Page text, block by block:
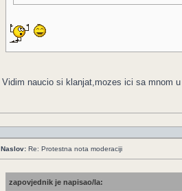
Vidim naucio si klanjat,mozes ici sa mnom
Naslov: Re: Protestna nota moderaciji
zapovjednik je napisao/la: